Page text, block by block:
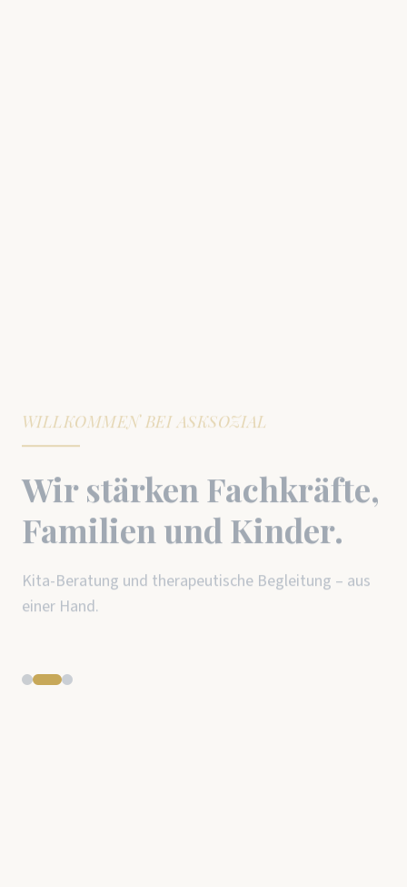
BERATUNG FÜR KITAS
Erfolgreiches Kita-
Management &
Personalführung.